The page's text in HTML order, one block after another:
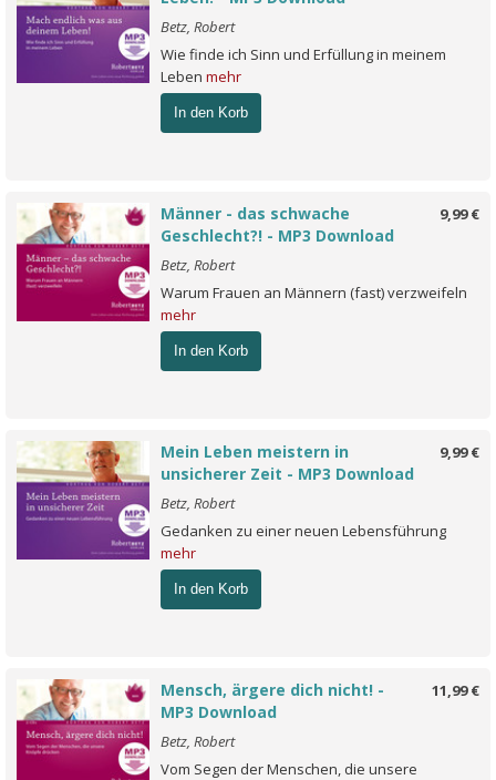
Betz, Robert
Wie finde ich Sinn und Erfüllung in meinem
Leben mehr
In den Korb
9,99 €
Männer - das schwache
Geschlecht?! - MP3 Download
Betz, Robert
Warum Frauen an Männern (fast) verzweifeln
mehr
In den Korb
9,99 €
Mein Leben meistern in
unsicherer Zeit - MP3 Download
Betz, Robert
Gedanken zu einer neuen Lebensführung
mehr
In den Korb
11,99 €
Mensch, ärgere dich nicht! -
MP3 Download
Betz, Robert
Vom Segen der Menschen, die unsere